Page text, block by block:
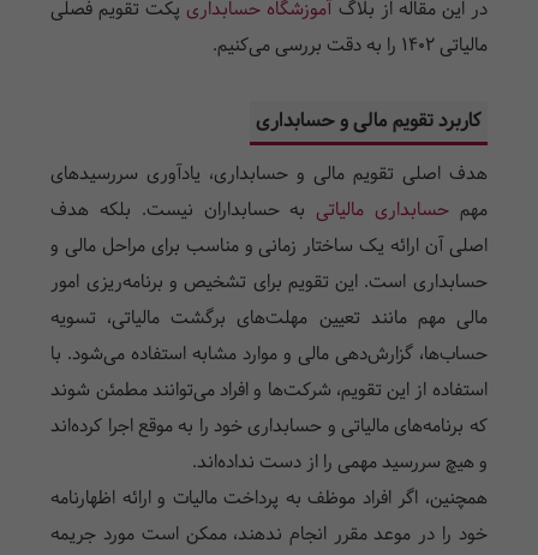
در این مقاله از بلاگآموزشگاه حسابداریپکت تقویم فصلی
مالیاتی ۱۴۰۲ را به دقت بررسی می‌کنیم.
کاربرد تقویم مالی و حسابداری
هدف اصلی تقویم مالی و حسابداری، یادآوری سررسیدهای
مهمحسابداری مالیاتی به حسابداران نیست. بلکه هدف
اصلی آن ارائه یک ساختار زمانی و مناسب برای مراحل مالی و
حسابداری است. این تقویم برای تشخیص و برنامه‌ریزی امور
مالی مهم مانند تعیین مهلت‌های برگشت مالیاتی، تسویه
حساب‌ها، گزارش‌دهی مالی و موارد مشابه استفاده می‌شود. با
استفاده از این تقویم، شرکت‌ها و افراد می‌توانند مطمئن شوند
که برنامه‌های مالیاتی و حسابداری خود را به موقع اجرا کرده‌اند
و هیچ سررسید مهمی را از دست نداده‌اند.
همچنین، اگر افراد موظف به پرداخت مالیات و ارائه اظهارنامه
خود را در موعد مقرر انجام ندهند، ممکن است مورد جریمه